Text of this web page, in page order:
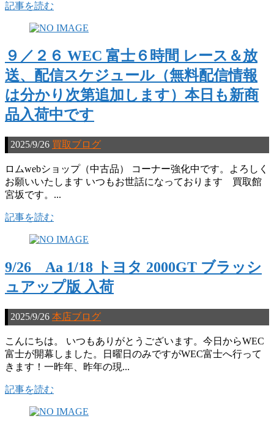
記事を読む
９／２６ WEC 富士６時間 レース＆放
送、配信スケジュール（無料配信情報
は分かり次第追加します）本日も新商
品入荷中です
2025/9/26 買取ブログ
ロムwebショップ（中古品） コーナー強化中です。よろしく
お願いいたします いつもお世話になっております 買取館
宮坂です。...
記事を読む
9/26 Aa 1/18 トヨタ 2000GT ブラッシ
ュアップ版 入荷
2025/9/26 本店ブログ
こんにちは。 いつもありがとうございます。今日からWEC
富士が開幕しました。日曜日のみですがWEC富士へ行って
きます！一昨年、昨年の現...
記事を読む